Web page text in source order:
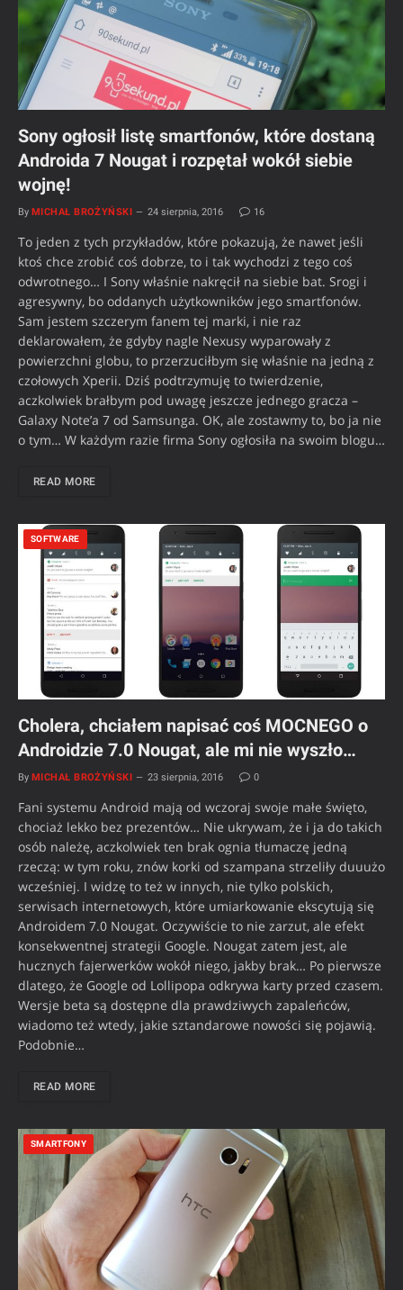
Sony ogłosił listę smartfonów, które dostaną
Androida 7 Nougat i rozpętał wokół siebie
wojnę!
By MICHAŁ BROŻYŃSKI 24 sierpnia, 2016 16
To jeden z tych przykładów, które pokazują, że nawet jeśli
ktoś chce zrobić coś dobrze, to i tak wychodzi z tego coś
odwrotnego… I Sony właśnie nakręcił na siebie bat. Srogi i
agresywny, bo oddanych użytkowników jego smartfonów.
Sam jestem szczerym fanem tej marki, i nie raz
deklarowałem, że gdyby nagle Nexusy wyparowały z
powierzchni globu, to przerzuciłbym się właśnie na jedną z
czołowych Xperii. Dziś podtrzymuję to twierdzenie,
aczkolwiek brałbym pod uwagę jeszcze jednego gracza –
Galaxy Note’a 7 od Samsunga. OK, ale zostawmy to, bo ja nie
o tym… W każdym razie firma Sony ogłosiła na swoim blogu…
READ MORE
SOFTWARE
Cholera, chciałem napisać coś MOCNEGO o
Androidzie 7.0 Nougat, ale mi nie wyszło…
By MICHAŁ BROŻYŃSKI 23 sierpnia, 2016 0
Fani systemu Android mają od wczoraj swoje małe święto,
chociaż lekko bez prezentów… Nie ukrywam, że i ja do takich
osób należę, aczkolwiek ten brak ognia tłumaczę jedną
rzeczą: w tym roku, znów korki od szampana strzeliły duuużo
wcześniej. I widzę to też w innych, nie tylko polskich,
serwisach internetowych, które umiarkowanie ekscytują się
Androidem 7.0 Nougat. Oczywiście to nie zarzut, ale efekt
konsekwentnej strategii Google. Nougat zatem jest, ale
hucznych fajerwerków wokół niego, jakby brak… Po pierwsze
dlatego, że Google od Lollipopa odkrywa karty przed czasem.
Wersje beta są dostępne dla prawdziwych zapaleńców,
wiadomo też wtedy, jakie sztandarowe nowości się pojawią.
Podobnie…
READ MORE
SMARTFONY